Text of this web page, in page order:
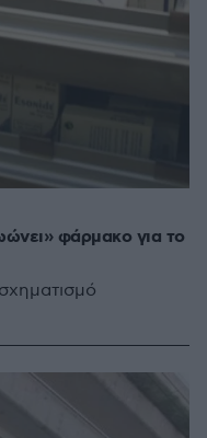
φάρμακο για το